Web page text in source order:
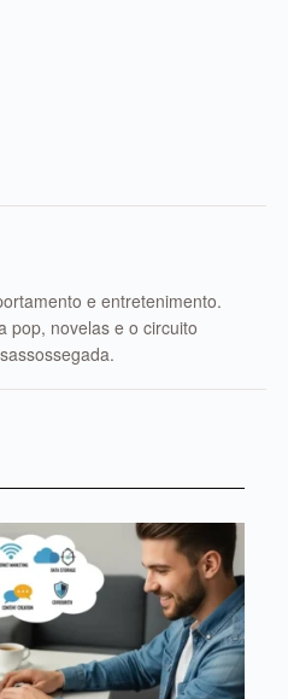
e entretenimento.
pop, novelas e o circuito